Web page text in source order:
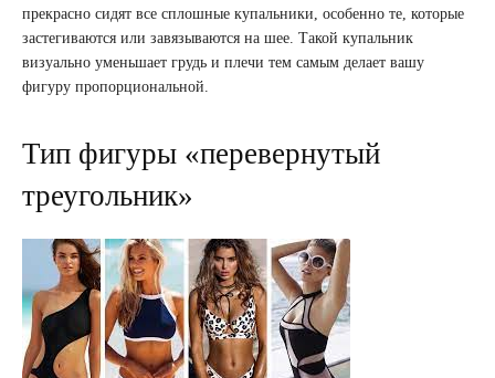
прекрасно сидят все сплошные купальники, особенно те, которые
застегиваются или завязываются на шее. Такой купальник
визуально уменьшает грудь и плечи тем самым делает вашу
фигуру пропорциональной.
Тип фигуры «перевернутый
треугольник»